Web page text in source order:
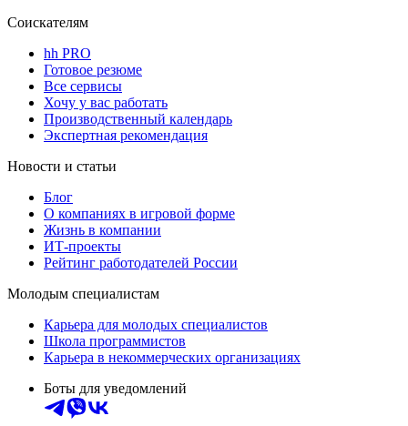
Соискателям
hh PRO
Готовое резюме
Все сервисы
Хочу у вас работать
Производственный календарь
Экспертная рекомендация
Новости и статьи
Блог
О компаниях в игровой форме
Жизнь в компании
ИТ-проекты
Рейтинг работодателей России
Молодым специалистам
Карьера для молодых специалистов
Школа программистов
Карьера в некоммерческих организациях
Боты для уведомлений